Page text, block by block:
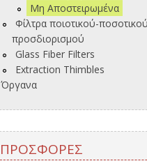
Μη Αποστειρωμένα
Φίλτρα ποιοτικού-ποσοτικού
προσδιορισμού
Glass Fiber Filters
Extraction Thimbles
Όργανα
ΠΡΟΣΦΟΡΈΣ